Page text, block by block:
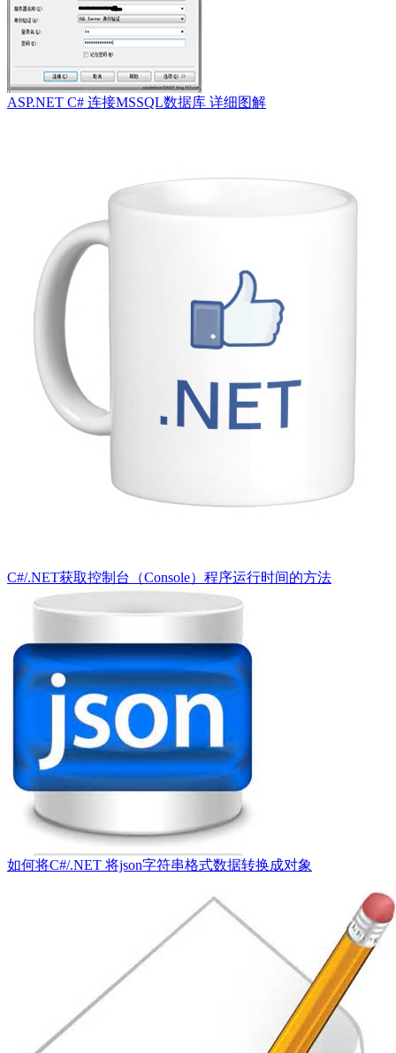
ASP.NET C# 连接MSSQL数据库 详细图解
C#/.NET获取控制台（Console）程序运行时间的方法
如何将C#/.NET 将json字符串格式数据转换成对象